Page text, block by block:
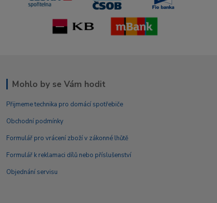
Mohlo by se Vám hodit
Přijmeme technika pro domácí spotřebiče
Obchodní podmínky
Formulář pro vrácení zboží v zákonné lhůtě
Formulář k reklamaci dílů nebo příslušenství
Objednání servisu